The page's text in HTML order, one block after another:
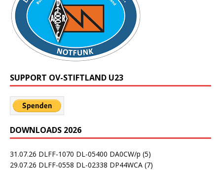
SUPPORT OV-STIFTLAND U23
DOWNLOADS 2026
31.07.26 DLFF-1070 DL-05400 DA0CW/p (5)
29.07.26 DLFF-0558 DL-02338 DP44WCA (7)